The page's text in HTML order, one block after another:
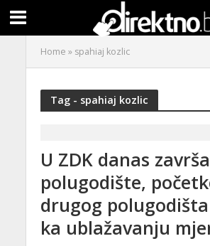
Home » spahiaj kozlic
Tag - spahiaj kozlic
U ZDK danas
polugodište,
drugog
ka ublažavanju